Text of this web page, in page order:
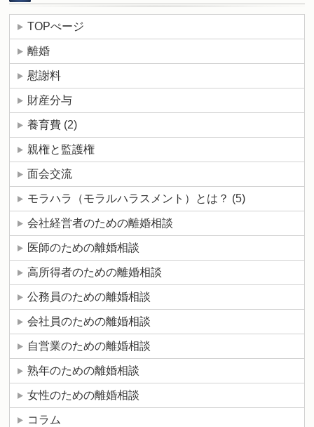
TOPぺージ
離婚
慰謝料
財産分与
養育費 (2)
親権と監護権
面会交流
モラハラ（モラルハラスメント）とは？ (5)
会社経営者のための離婚相談
医師のための離婚相談
高所得者のための離婚相談
公務員のための離婚相談
会社員のための離婚相談
自営業のための離婚相談
熟年のための離婚相談
女性のための離婚相談
コラム